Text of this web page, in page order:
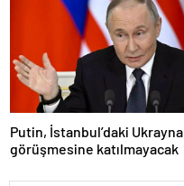
Putin, İstanbul’daki Ukrayna
görüşmesine katılmayacak